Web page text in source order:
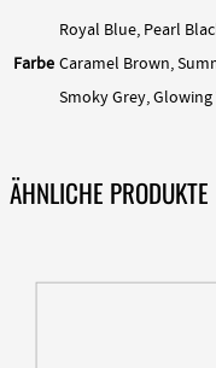
Farbe
Royal Blue, Pearl
Caramel Brown,
Smoky Grey,
ÄHNLICHE PRODUKTE